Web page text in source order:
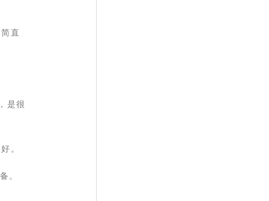
直
是很
。
。